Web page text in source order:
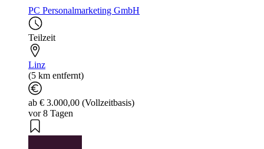
PC Personalmarketing GmbH
Teilzeit
Linz
(5 km entfernt)
ab € 3.000,00 (Vollzeitbasis)
vor 8 Tagen